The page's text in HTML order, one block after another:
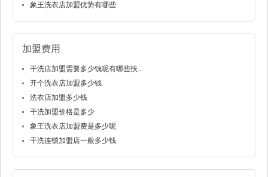
象王洗衣店加盟优势有哪些
加盟费用
干洗店加盟需要多少钱呢有哪些扶...
开个洗衣店加盟多少钱
洗衣店加盟多少钱
干洗加盟价格是多少
象王洗衣店加盟费是多少呢
干洗连锁加盟店一般多少钱